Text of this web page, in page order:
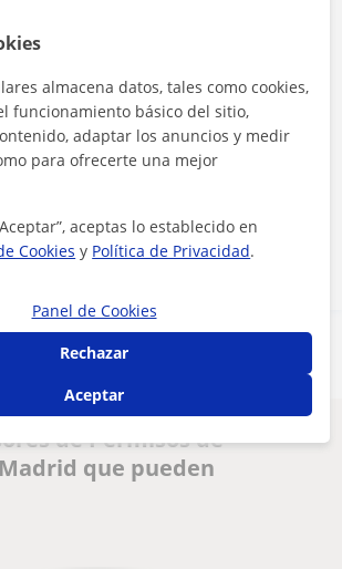
nuestroaviso legaly deprivacidad
Contactar ahora
de Permisos de
que pueden
almacena datos, tales como cookies,
funcionamiento básico del sitio,
adaptar los anuncios y medir
para ofrecerte una mejor
aceptas lo establecido en
Cookies y Política de Privacidad.
Panel de Cookies
Rechazar
Aceptar